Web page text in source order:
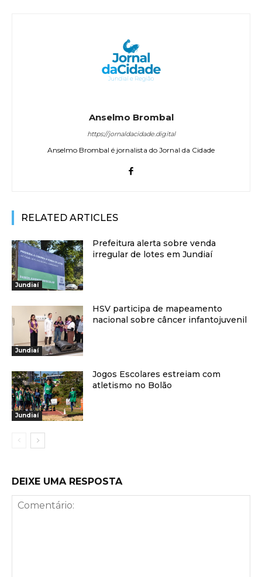
Anselmo Brombal
https://jornaldacidade.digital
Anselmo Brombal é jornalista do Jornal da Cidade
RELATED ARTICLES
Jundiaí
Prefeitura alerta sobre venda
irregular de lotes em Jundiaí
Jundiaí
HSV participa de mapeamento
nacional sobre câncer infantojuvenil
Jundiaí
Jogos Escolares estreiam com
atletismo no Bolão
DEIXE UMA RESPOSTA